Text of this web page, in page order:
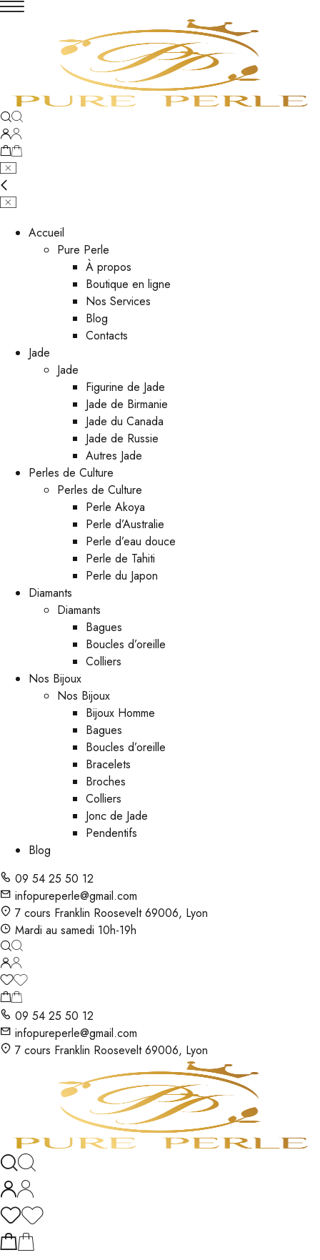
Accueil
Pure Perle
À propos
Boutique en ligne
Nos Services
Blog
Contacts
Jade
Jade
Figurine de Jade
Jade de Birmanie
Jade du Canada
Jade de Russie
Autres Jade
Perles de Culture
Perles de Culture
Perle Akoya
Perle d’Australie
Perle d’eau douce
Perle de Tahiti
Perle du Japon
Diamants
Diamants
Bagues
Boucles d’oreille
Colliers
Nos Bijoux
Nos Bijoux
Bijoux Homme
Bagues
Boucles d’oreille
Bracelets
Broches
Colliers
Jonc de Jade
Pendentifs
Blog
09 54 25 50 12
infopureperle@gmail.com
7 cours Franklin Roosevelt 69006, Lyon
Mardi au samedi 10h-19h
09 54 25 50 12
infopureperle@gmail.com
7 cours Franklin Roosevelt 69006, Lyon